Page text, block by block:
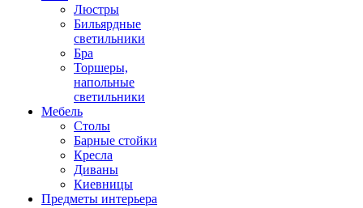
Люстры
Бильярдные
светильники
Бра
Торшеры,
напольные
светильники
Мебель
Столы
Барные стойки
Кресла
Диваны
Киевницы
Предметы интерьера